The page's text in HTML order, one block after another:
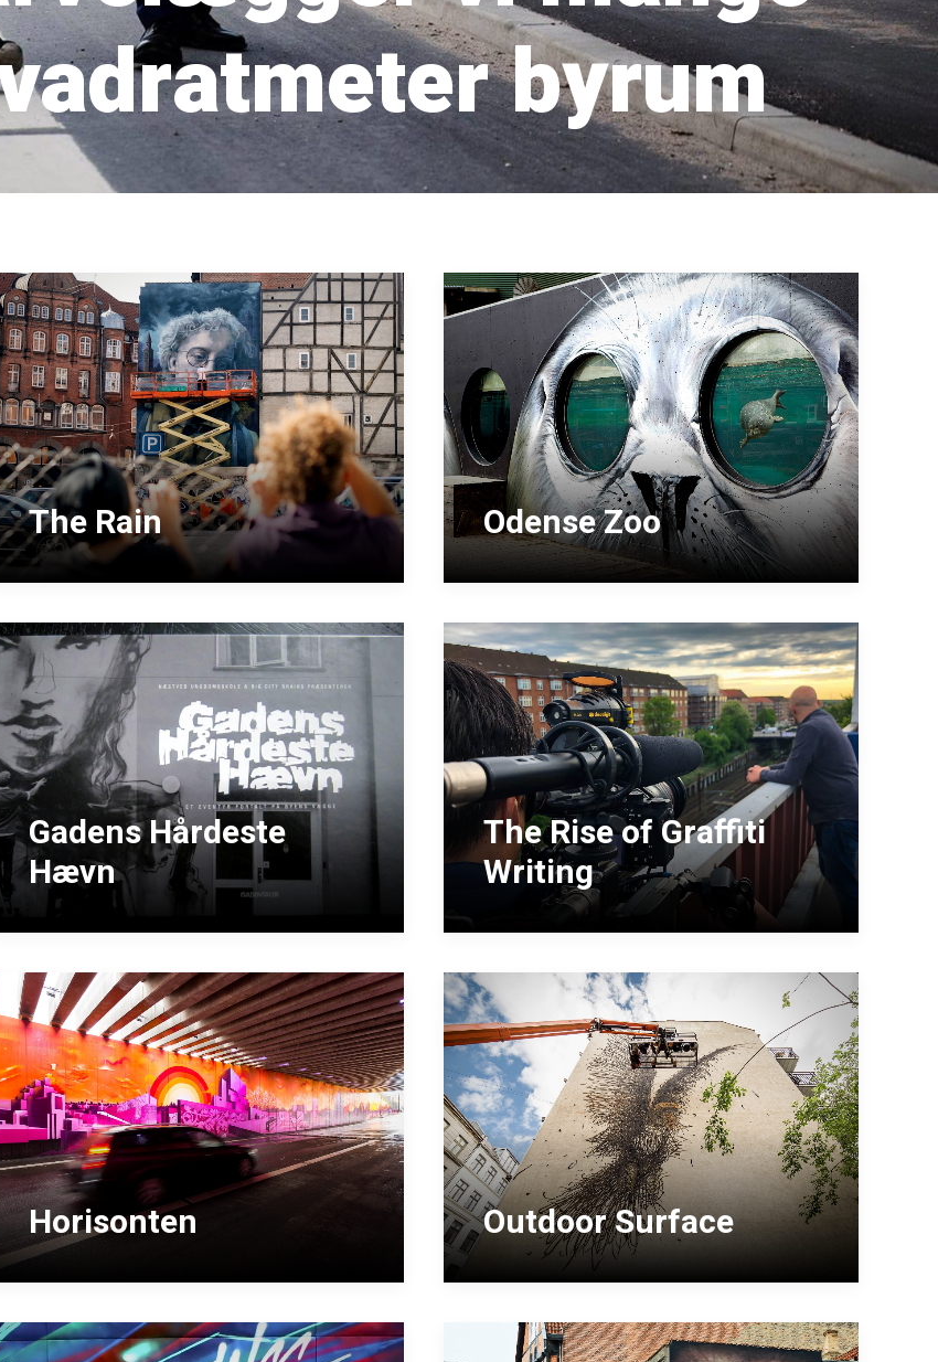
byrum
The Rain Odense Zoo
Gadens Hårdeste
Hævn
The Rise of Graffiti
Writing
Horisonten Outdoor Surface